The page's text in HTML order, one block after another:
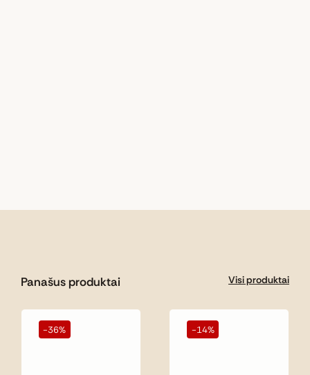
Panašus produktai Visi produktai
-36% -14%